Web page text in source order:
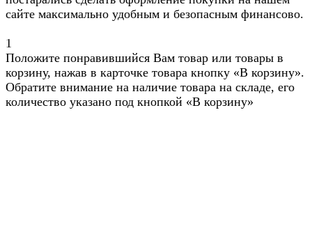
сайте максимально удобным и безопасным финансово.
1
Положите понравившийся Вам товар или товары в
корзину, нажав в карточке товара кнопку «В корзину».
Обратите внимание на наличие товара на складе, его
количество указано под кнопкой «В корзину»